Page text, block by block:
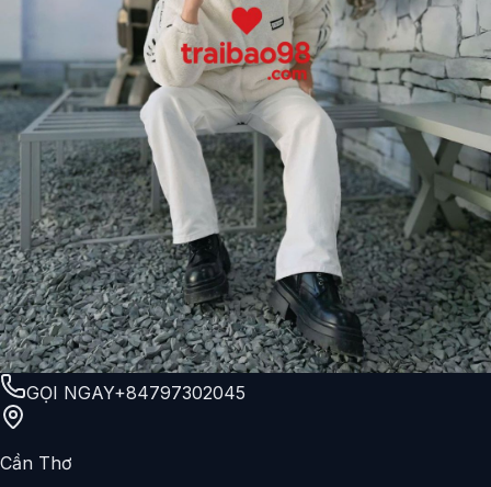
GỌI NGAY+84797302045
Cần Thơ